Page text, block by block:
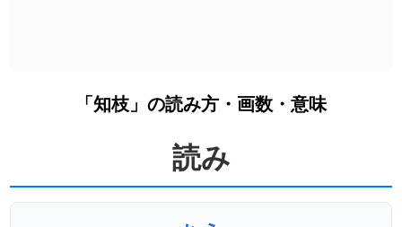
「知枝」の読み方・画数・意味
読み